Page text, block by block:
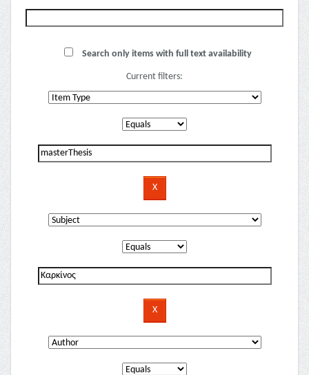
Search only items with full text availability
Current filters: